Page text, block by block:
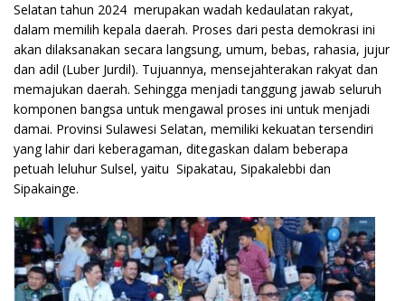
Selatan tahun 2024 merupakan wadah kedaulatan rakyat,
dalam memilih kepala daerah. Proses dari pesta demokrasi ini
akan dilaksanakan secara langsung, umum, bebas, rahasia, jujur
dan adil (Luber Jurdil). Tujuannya, mensejahterakan rakyat dan
memajukan daerah. Sehingga menjadi tanggung jawab seluruh
komponen bangsa untuk mengawal proses ini untuk menjadi
damai. Provinsi Sulawesi Selatan, memiliki kekuatan tersendiri
yang lahir dari keberagaman, ditegaskan dalam beberapa
petuah leluhur Sulsel, yaitu Sipakatau, Sipakalebbi dan
Sipakainge.